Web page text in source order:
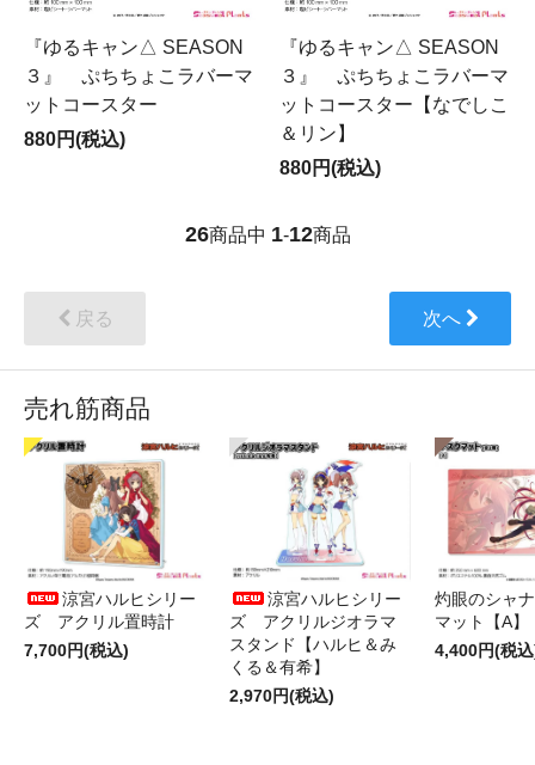
『ゆるキャン△ SEASON
３』 ぷちちょこラバーマ
ットコースター
880円(税込)
『ゆるキャン△ SEASON
３』 ぷちちょこラバーマ
ットコースター【なでしこ
＆リン】
880円(税込)
26商品中 1-12商品
戻る 次へ
売れ筋商品
涼宮ハルヒシリー
ズ アクリル置時計
7,700円(税込)
涼宮ハルヒシリー
ズ アクリルジオラマ
スタンド【ハルヒ＆み
くる＆有希】
2,970円(税込)
灼眼のシャ
マット【A】
4,400円(税